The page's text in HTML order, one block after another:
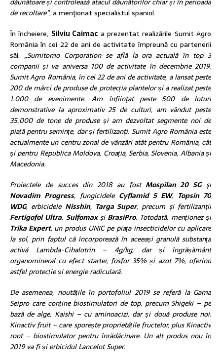
de recoltare”, a menţionat specialistul spaniol.
În încheiere, Silviu Caimac a prezentat realizările Sumit Agro
România în cei 22 de ani de activitate împreună cu partenerii
săi. „Sumitomo Corporation se află la ora actuală în top 3
companii și va aniversa 100 de activitate în decembrie 2019.
Sumit Agro România, în cei 22 de ani de activitate, a lansat peste
200 de mărci de produse de protecția plantelor și a realizat peste
1.000 de evenimente. Am înfiinţat peste 500 de loturi
demonstrative la aproximativ 25 de culturi, am vândut peste
35.000 de tone de produse și am dezvoltat segmente noi de
piață pentru semințe, dar și fertilizanţi. Sumit Agro România este
actualmente un centru zonal de vânzări atât pentru România, cât
și pentru Republica Moldova, Croația, Serbia, Slovenia, Albania și
Macedonia.
Proiectele de succes din 2018 au fostMospilan 20 SGşi
Novadim Progress, fungicidele Cyflamid 5 EW, Topsin 70
WDG, erbicidele Nisshin, Targa Super, precum şi fertilizanţii
Fertigofol Ultra, Sulfomaxşi BrasiPro. Totodată, menționez și
Trika Expert, un produs UNIC pe piața insecticidelor cu aplicare
la sol, prin faptul că încorporează în aceeași granulă substanța
activă Lambda-Cihalotrin – 4g/kg, dar și îngrășământ
organomineral cu efect starter, fosfor 35% și azot 7%, oferind
astfel protecție și energie radiculară.
De asemenea, noutățile în portofoliul 2019 se referă la Gama
Seipro care conține biostimulatori de top, precum Shigeki – pe
bază de alge, Kaishi – cu aminoacizi, dar și două produse noi:
Kinactiv fruit – care sporește proprietățile fructelor, plus Kinactiv
root – biostimulator pentru înrădăcinare. Un alt produs nou în
2019 va fi și erbicidul Lancelot Super.